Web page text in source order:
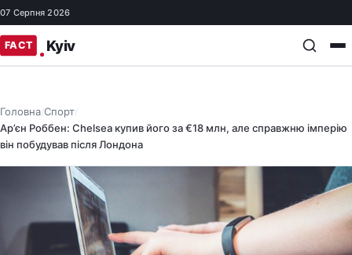
07 Серпня 2026
Головна/Спорт/
Ар’єн Роббен: Chelsea купив його за €18 млн, але справжню імперію
він побудував після Лондона